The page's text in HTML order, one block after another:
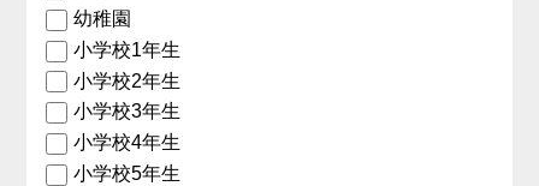
幼稚園
小学校1年生
小学校2年生
小学校3年生
小学校4年生
小学校5年生